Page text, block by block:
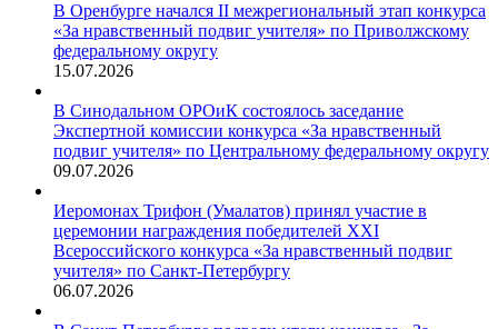
В Оренбурге начался II межрегиональный этап конкурса
«За нравственный подвиг учителя» по Приволжскому
федеральному округу
15.07.2026
В Синодальном ОРОиК состоялось заседание
Экспертной комиссии конкурса «За нравственный
подвиг учителя» по Центральному федеральному округу
09.07.2026
Иеромонах Трифон (Умалатов) принял участие в
церемонии награждения победителей XXI
Всероссийского конкурса «За нравственный подвиг
учителя» по Санкт-Петербургу
06.07.2026